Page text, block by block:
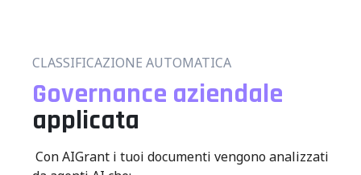
CLASSIFICAZIONE AUTOMATICA
Governance aziendale
applicata
Con AIGrant i tuoi documenti vengono analizzati